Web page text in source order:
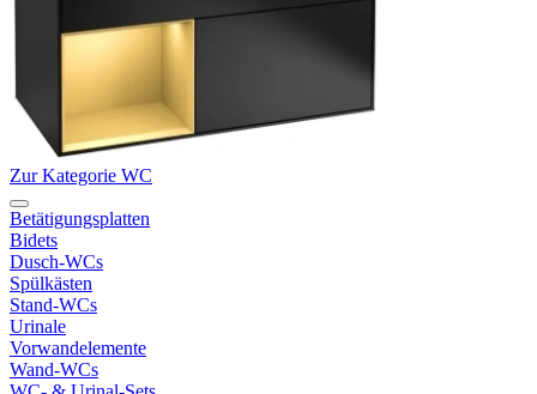
Zur Kategorie WC
Betätigungsplatten
Bidets
Dusch-WCs
Spülkästen
Stand-WCs
Urinale
Vorwandelemente
Wand-WCs